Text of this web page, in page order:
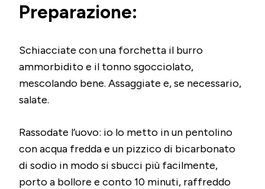
Preparazione:
Schiacciate con una forchetta il burro
ammorbidito e il tonno sgocciolato,
mescolando bene. Assaggiate e, se necessario,
salate.
Rassodate l’uovo: io lo metto in un pentolino
con acqua fredda e un pizzico di bicarbonato
di sodio in modo si sbucci più facilmente,
porto a bollore e conto 10 minuti, raffreddo